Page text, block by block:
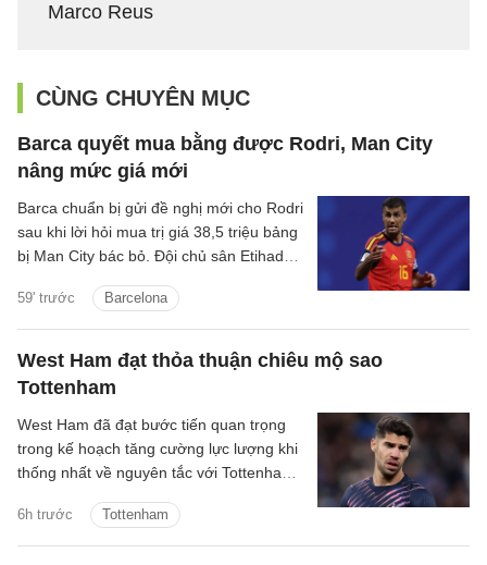
Marco Reus
CÙNG CHUYÊN MỤC
Barca quyết mua bằng được Rodri, Man City
nâng mức giá mới
59' trước Barcelona
Barca chuẩn bị gửi đề nghị mới cho Rodri
sau khi lời hỏi mua trị giá 38,5 triệu bảng
bị Man City bác bỏ. Đội chủ sân Etihad
bảng cho tiền vệ người Tây Ban Nha.
West Ham đạt thỏa thuận chiêu mộ sao
Tottenham
6h trước Tottenham
West Ham đã đạt bước tiến quan trọng
trong kế hoạch tăng cường lực lượng khi
thống nhất về nguyên tắc với Tottenham